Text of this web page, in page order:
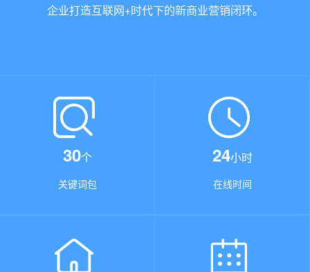
企业打造互联网+时代下的新商业营销闭环。
30个
关键词包
24小时
在线时间